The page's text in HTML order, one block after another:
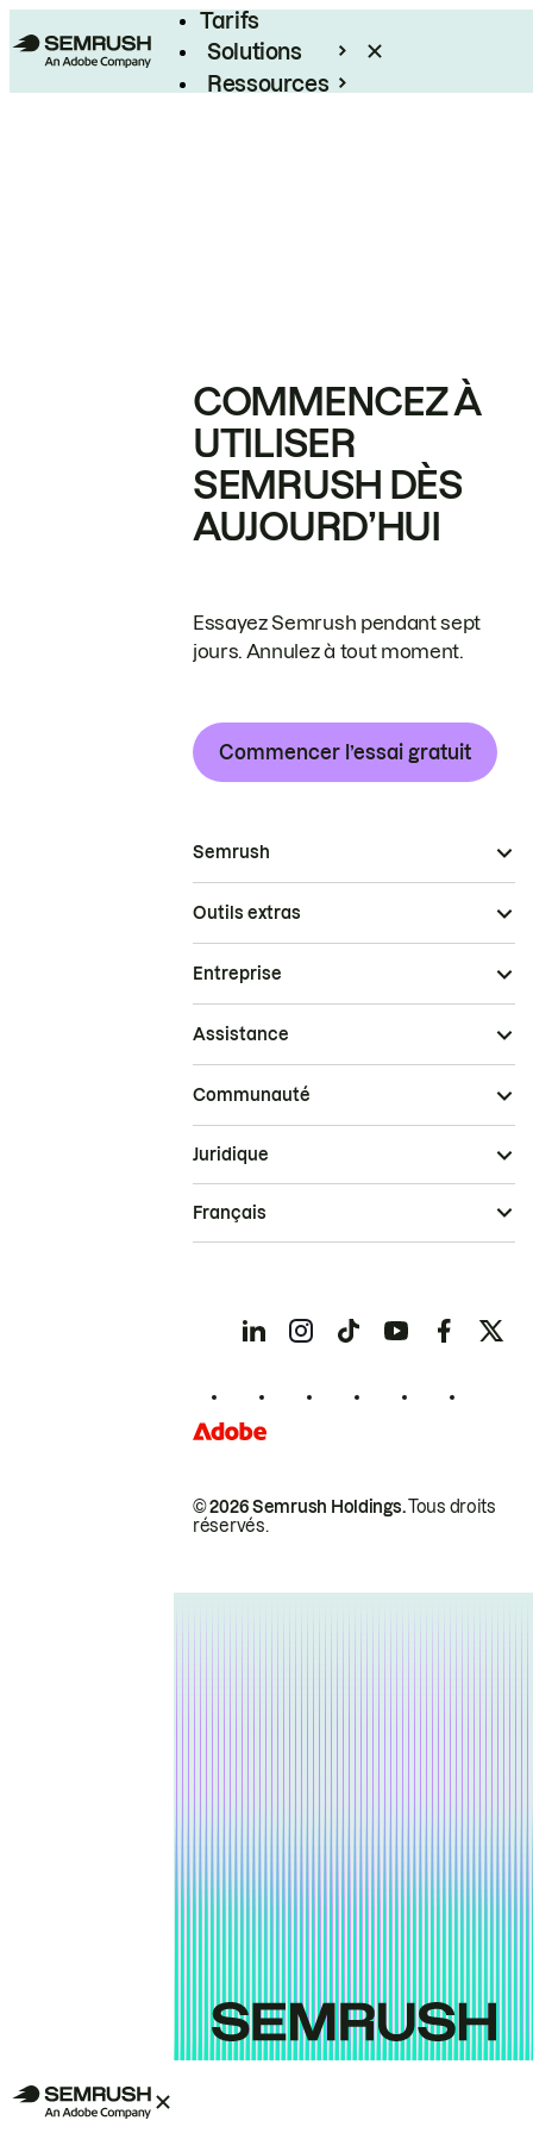
Tarifs
Solutions
Ressources
COMMENCEZ À
UTILISER
SEMRUSH DÈS
AUJOURD’HUI
Essayez Semrush pendant sept
jours. Annulez à tout moment.
Commencer l’essai gratuit
Semrush
Outils extras
Entreprise
Assistance
Communauté
© 2026 Semrush Holdings.Tous droits
réservés.
Juridique
Français